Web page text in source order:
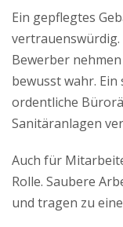
Ein gepflegtes
Bewerber
bewusst wahr.
ordentliche
Sanitäranlagen
Auch für
Rolle. Saubere
und tragen zu